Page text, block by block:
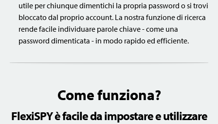
utile per chiunque dimentichi la propria password o si trovi
bloccato dal proprio account. La nostra funzione di ricerca
rende facile individuare parole chiave - come una
password dimenticata - in modo rapido ed efficiente.
Come funziona?
FlexiSPY è facile da impostare e utilizzare